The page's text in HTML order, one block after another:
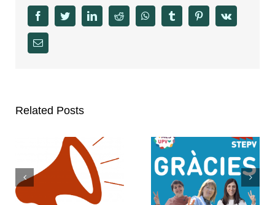
facebooktwitter linkedinreddit whatsapptumblr pinterestvk
Email
Related Posts